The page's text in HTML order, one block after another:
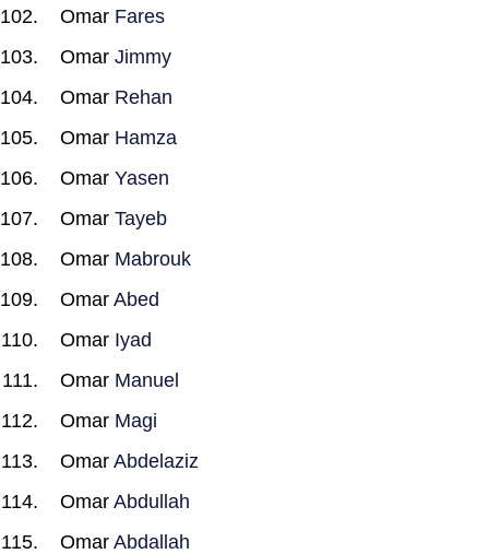
Omar Fares
Omar Jimmy
Omar Rehan
Omar Hamza
Omar Yasen
Omar Tayeb
Omar Mabrouk
Omar Abed
Omar Iyad
Omar Manuel
Omar Magi
Omar Abdelaziz
Omar Abdullah
Omar Abdallah